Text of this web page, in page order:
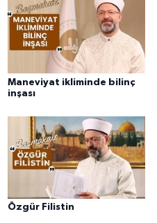
Maneviyat ikliminde bilinç
inşası
Özgür Filistin